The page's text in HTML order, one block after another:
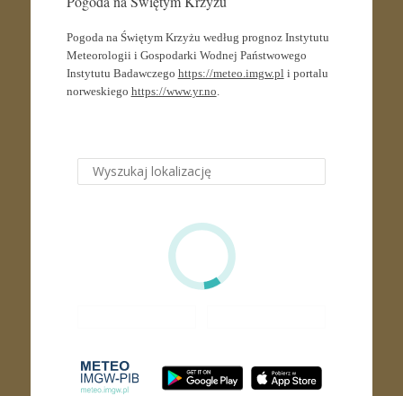
Pogoda na Świętym Krzyżu według prognoz Instytutu
Meteorologii i Gospodarki Wodnej Państwowego
Instytutu Badawczego https://meteo.imgw.pl i portalu
norweskiego https://www.yr.no.